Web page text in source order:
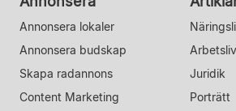
Annonsera lokaler
Annonsera budskap
Skapa radannons
Content Marketing
Arbetsliv
Juridik
Porträtt